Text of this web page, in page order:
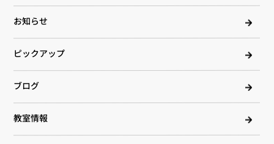
お知らせ
ピックアップ
ブログ
教室情報